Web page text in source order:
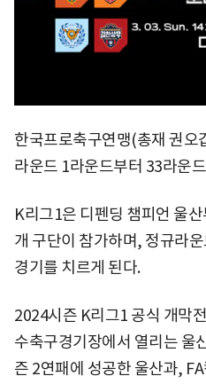
한국프로축구연맹(총재 권오
라운드 1라운드부터 33라운
K리그1은 디펜딩 챔피언 울
개 구단이 참가하며, 정규라
경기를 치르게 된다.
2024시즌 K리그1 공식 개막
수축구경기장에서 열리는 울
즌 2연패에 성공한 울산과,